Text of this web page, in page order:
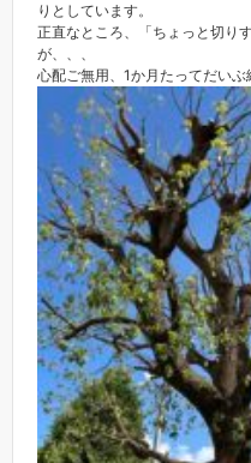
りとしています。
正直なところ、「ちょっと切り
が、、、
心配ご無用、1か月たってだいぶ